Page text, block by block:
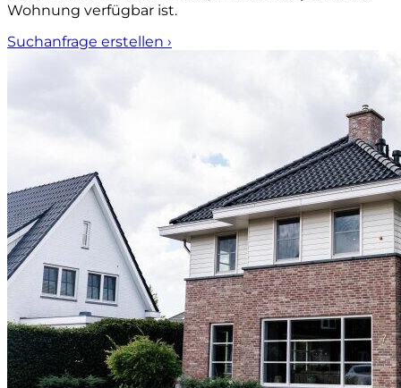
Wohnung verfügbar ist.
Suchanfrage erstellen ›